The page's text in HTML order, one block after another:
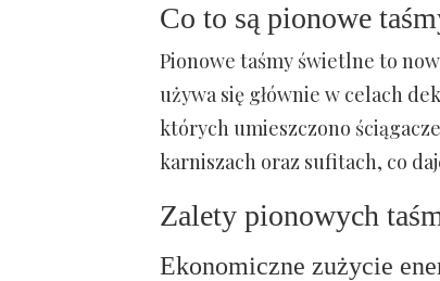
Co to są pionowe
Pionowe taśmy świetlne to
używa się głównie w celach
których umieszczono
karniszach oraz sufitach, co
Zalety pionowych
Ekonomiczne zużycie